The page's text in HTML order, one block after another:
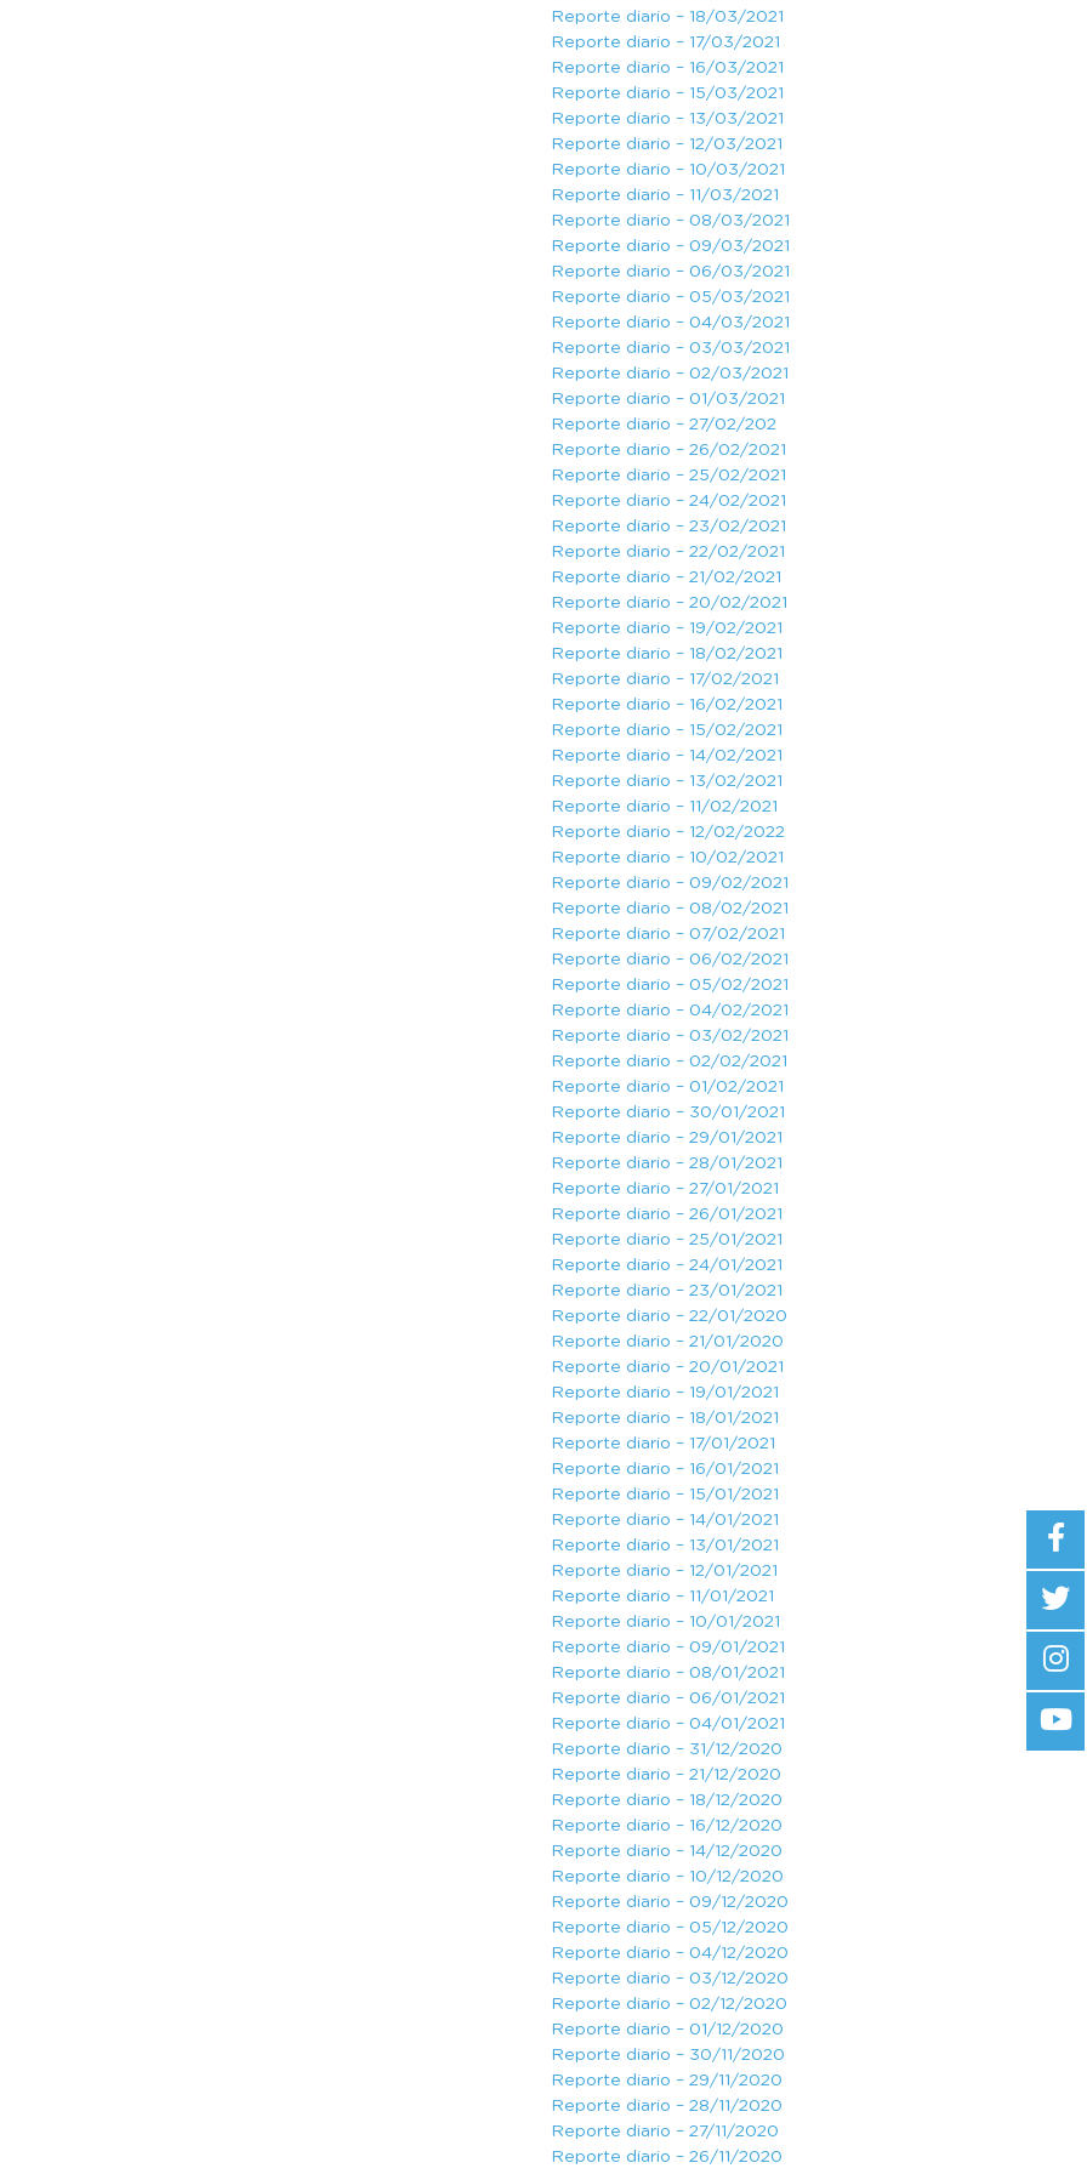
Reporte diario – 18/03/2021
Reporte diario – 17/03/2021
Reporte diario – 16/03/2021
Reporte diario – 15/03/2021
Reporte diario – 13/03/2021
Reporte diario – 12/03/2021
Reporte diario – 10/03/2021
Reporte diario – 11/03/2021
Reporte diario – 08/03/2021
Reporte diario – 09/03/2021
Reporte diario – 06/03/2021
Reporte diario – 05/03/2021
Reporte diario – 04/03/2021
Reporte diario – 03/03/2021
Reporte diario – 02/03/2021
Reporte diario – 01/03/2021
Reporte diario – 27/02/202
Reporte diario – 26/02/2021
Reporte diario – 25/02/2021
Reporte diario – 24/02/2021
Reporte diario – 23/02/2021
Reporte diario – 22/02/2021
Reporte diario – 21/02/2021
Reporte diario – 20/02/2021
Reporte diario – 19/02/2021
Reporte diario – 18/02/2021
Reporte diario – 17/02/2021
Reporte diario – 16/02/2021
Reporte diario – 15/02/2021
Reporte diario – 14/02/2021
Reporte diario – 13/02/2021
Reporte diario – 11/02/2021
Reporte diario – 12/02/2022
Reporte diario – 10/02/2021
Reporte diario – 09/02/2021
Reporte diario – 08/02/2021
Reporte diario – 07/02/2021
Reporte diario – 06/02/2021
Reporte diario – 05/02/2021
Reporte diario – 04/02/2021
Reporte diario – 03/02/2021
Reporte diario – 02/02/2021
Reporte diario – 01/02/2021
Reporte diario – 30/01/2021
Reporte diario – 29/01/2021
Reporte diario – 28/01/2021
Reporte diario – 27/01/2021
Reporte diario – 26/01/2021
Reporte diario – 25/01/2021
Reporte diario – 24/01/2021
Reporte diario – 23/01/2021
Reporte diario – 22/01/2020
Reporte diario – 21/01/2020
Reporte diario – 20/01/2021
Reporte diario – 19/01/2021
Reporte diario – 18/01/2021
Reporte diario – 17/01/2021
Reporte diario – 16/01/2021
Reporte diario – 15/01/2021
Reporte diario – 14/01/2021
Reporte diario – 13/01/2021
Reporte diario – 12/01/2021
Reporte diario – 11/01/2021
Reporte diario – 10/01/2021
Reporte diario – 09/01/2021
Reporte diario – 08/01/2021
Reporte diario – 06/01/2021
Reporte diario – 04/01/2021
Reporte diario – 31/12/2020
Reporte diario – 21/12/2020
Reporte diario – 18/12/2020
Reporte diario – 16/12/2020
Reporte diario – 14/12/2020
Reporte diario – 10/12/2020
Reporte diario – 09/12/2020
Reporte diario – 05/12/2020
Reporte diario – 04/12/2020
Reporte diario – 03/12/2020
Reporte diario – 02/12/2020
Reporte diario – 01/12/2020
Reporte diario – 30/11/2020
Reporte diario – 29/11/2020
Reporte diario – 28/11/2020
Reporte diario – 27/11/2020
Reporte diario – 26/11/2020